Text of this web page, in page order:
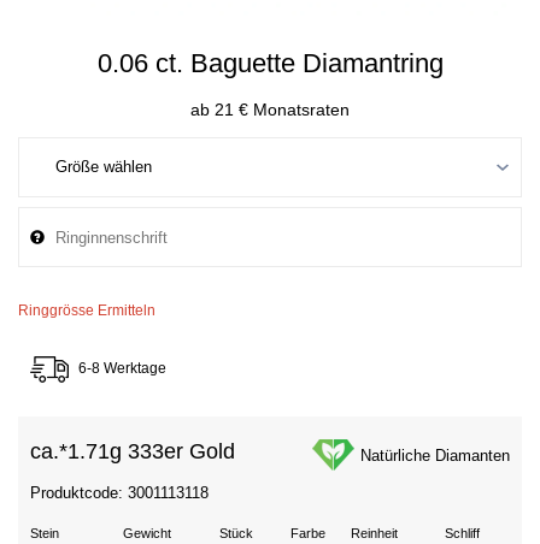
0.06 ct. Baguette Diamantring
ab 21 € Monatsraten
Ringgrösse Ermitteln
6-8 Werktage
ca.*1.71g 333er Gold Natürliche Diamanten
Produktcode: 3001113118
Stein Gewicht Stück Farbe Reinheit
Schliff